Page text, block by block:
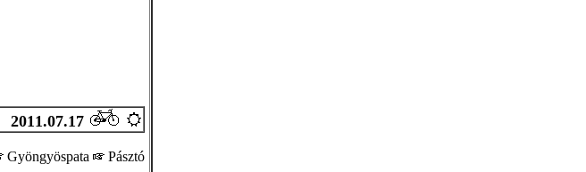
2011.07.17
Gyöngyöspata
Pásztó